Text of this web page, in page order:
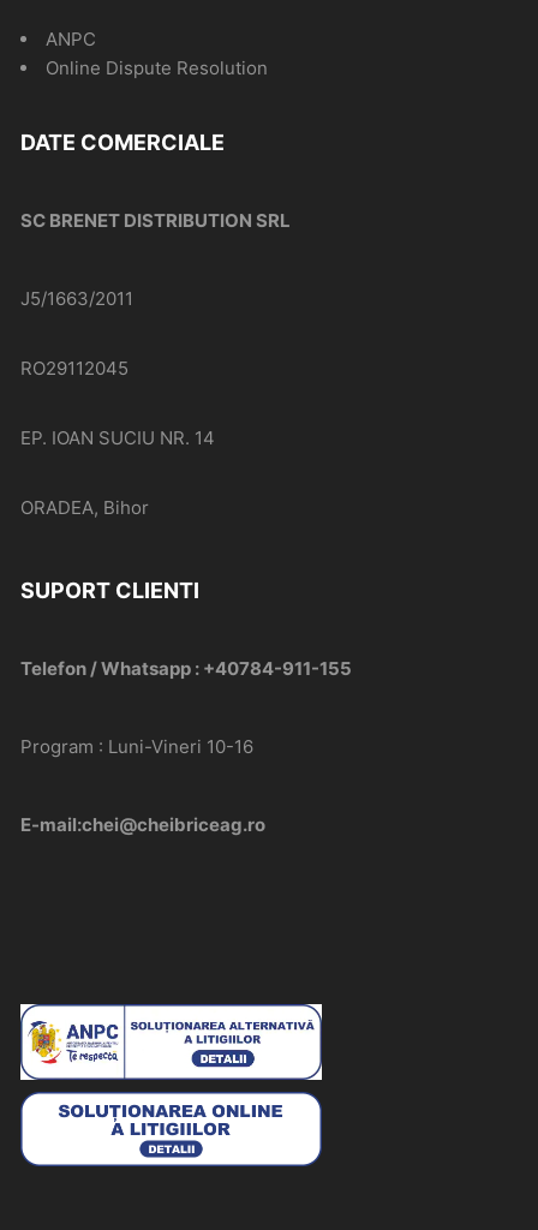
ANPC
Online Dispute Resolution
DATE COMERCIALE
SC BRENET DISTRIBUTION SRL
J5/1663/2011
RO29112045
EP. IOAN SUCIU NR. 14
ORADEA, Bihor
SUPORT CLIENTI
Telefon / Whatsapp : +40784-911-155
Program : Luni-Vineri 10-16
E-mail:chei@cheibriceag.ro